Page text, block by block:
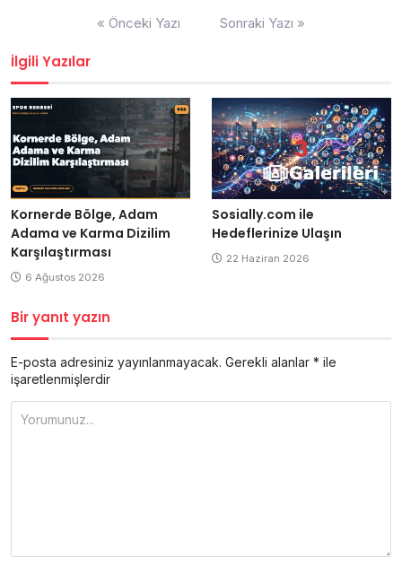
« Önceki Yazı Sonraki Yazı »
İlgili Yazılar
Kornerde Bölge, Adam
Adama ve Karma Dizilim
Karşılaştırması
6 Ağustos 2026
Sosially.com ile
Hedeflerinize Ulaşın
22 Haziran 2026
Bir yanıt yazın
E-posta adresiniz yayınlanmayacak. Gerekli alanlar * ile
işaretlenmişlerdir